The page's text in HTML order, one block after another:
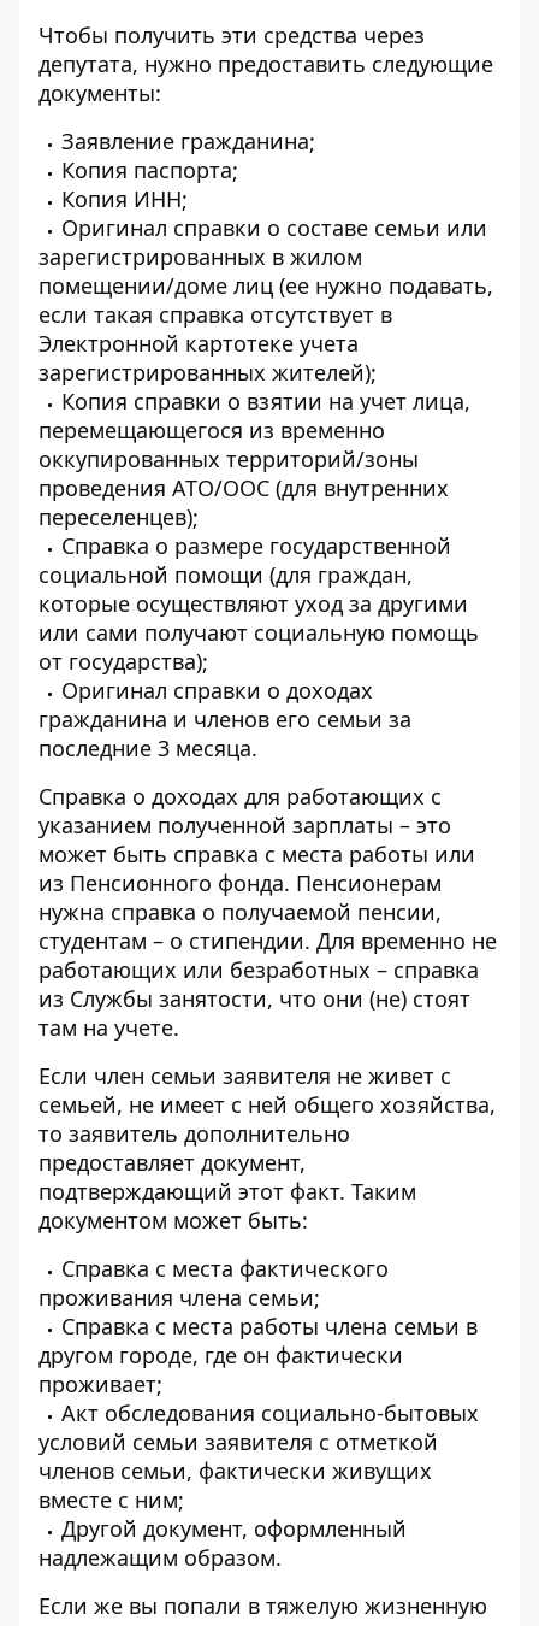
Чтобы получить эти средства через
депутата, нужно предоставить следующие
документы:
Заявление гражданина;
Копия паспорта;
Копия ИНН;
Оригинал справки о составе семьи или
зарегистрированных в жилом
помещении/доме лиц (ее нужно подавать,
если такая справка отсутствует в
Электронной картотеке учета
зарегистрированных жителей);
Копия справки о взятии на учет лица,
перемещающегося из временно
оккупированных территорий/зоны
проведения АТО/ООС (для внутренних
переселенцев);
Справка о размере государственной
социальной помощи (для граждан,
которые осуществляют уход за другими
или сами получают социальную помощь
от государства);
Оригинал справки о доходах
гражданина и членов его семьи за
последние 3 месяца.
Справка о доходах для работающих с
указанием полученной зарплаты – это
может быть справка с места работы или
из Пенсионного фонда. Пенсионерам
нужна справка о получаемой пенсии,
студентам – о стипендии. Для временно не
работающих или безработных – справка
из Службы занятости, что они (не) стоят
там на учете.
Если член семьи заявителя не живет с
семьей, не имеет с ней общего хозяйства,
то заявитель дополнительно
предоставляет документ,
подтверждающий этот факт. Таким
документом может быть:
Справка с места фактического
проживания члена семьи;
Справка с места работы члена семьи в
другом городе, где он фактически
проживает;
Акт обследования социально-бытовых
условий семьи заявителя с отметкой
членов семьи, фактически живущих
вместе с ним;
Другой документ, оформленный
надлежащим образом.
Если же вы попали в тяжелую жизненную